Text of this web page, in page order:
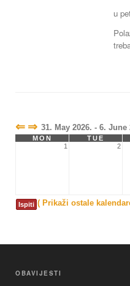
u
⇐ ⇒ 31. May 2026. - 6. June
MON TUE
1
2
Ispiti ( Prikaži ostale
OBAVIJESTI